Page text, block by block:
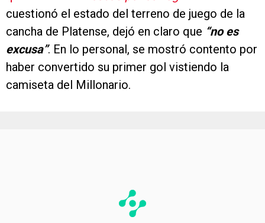
cuestionó el estado del terreno de juego de la
cancha de Platense, dejó en claro que “no es
excusa”. En lo personal, se mostró contento por
haber convertido su primer gol vistiendo la
camiseta del Millonario.